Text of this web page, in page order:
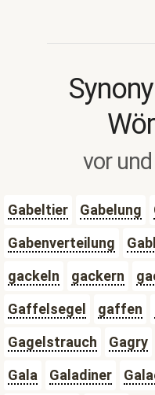
vor
Gabeltier Gabelung
Gabenverteilung
gackeln
gackern
Gaffelsegel
gaffen
Gagelstrauch
Gagry
Gala
Galadiner